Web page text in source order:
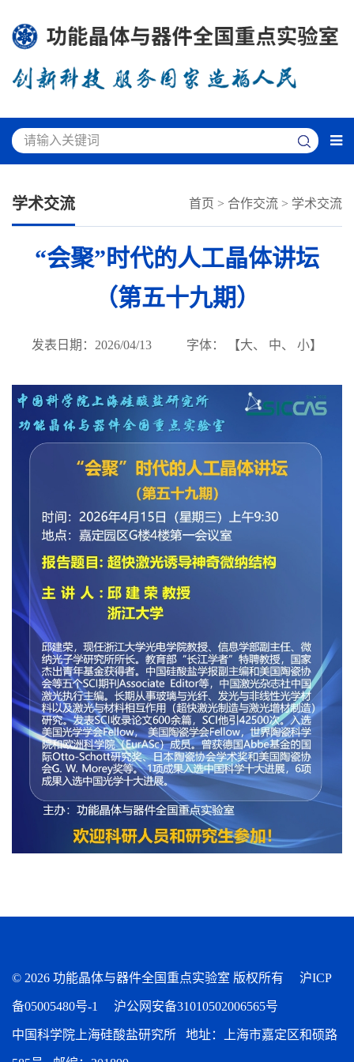
学术交流 首页 > 合作交流 > 学术交流
“会聚”时代的人工晶体讲坛
（第五十九期）
发表日期：2026/04/13 字体： 【大、 中、 小】
© 2026 功能晶体与器件全国重点实验室 版权所有 沪ICP
备05005480号-1 沪公网安备31010502006565号
中国科学院上海硅酸盐研究所 地址：上海市嘉定区和硕路